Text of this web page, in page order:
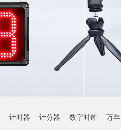
计时器 计分器 数字时钟 万